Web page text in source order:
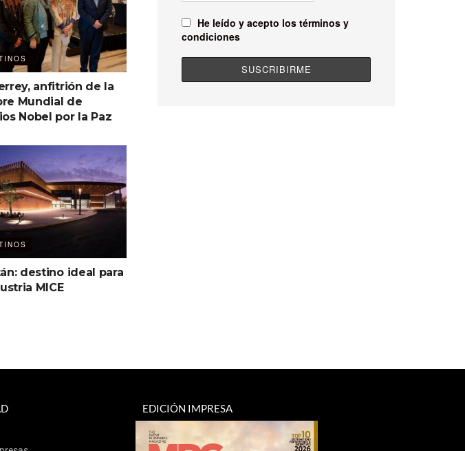
anfitrión de la
Mundial de
Nobel por la Paz
destino ideal para
MICE
He leído y acepto los términos y
condiciones
EDICIÓN IMPRESA